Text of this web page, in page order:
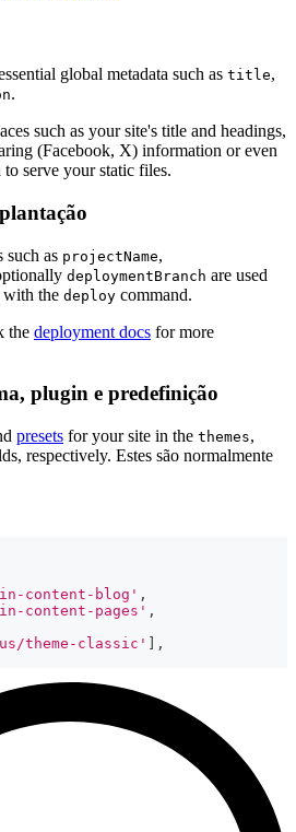
global metadata such as title,
.
such as your site's title and headings,
(Facebook, X) information or even
to serve your static files.
such as projectName,
deploymentBranch are used
with the deploy command.
the deployment docs for more
plugin e predefinição
presets for your site in the themes,
respectively. Estes são normalmente
content-blog' ,
content-pages' ,
theme-classic'
,